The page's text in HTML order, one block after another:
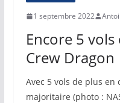
1 septembre 2022
Encore 5
Crew Dragon
Avec 5 vols de plus en
majoritaire (photo :